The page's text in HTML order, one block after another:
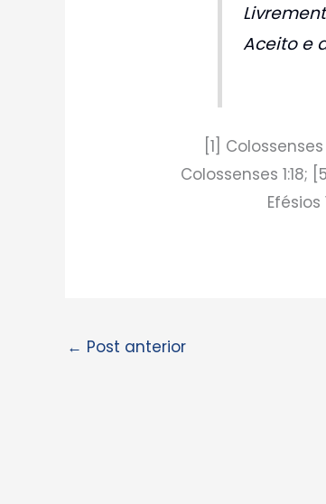
Aceito e
[1]
Colossenses 1:18;
Efésios
← Post anterior